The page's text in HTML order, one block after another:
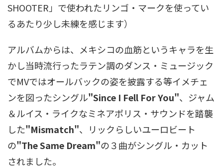
SHOOTER」で使われたリンゴ・マークを使ってい
るあたり少し未練を感じます）
アルバムからは、メキシコの血筋というキャラを生
かし当時流行ったラテン調のダンス・ミュージック
でMVではオールバックの姿を披露する等イメチェ
ンを図ったシングル"Since I Fell For You"、ジャム
＆ルイス・ライクなミネアポリス・サウンドを踏襲
した"Mismatch"、リックらしいユーロビート
の"The Same Dream"の３曲がシングル・カット
されました。